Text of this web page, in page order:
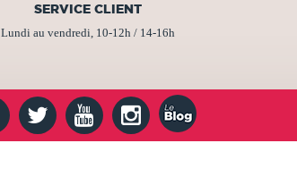
SERVICE CLIENT
Lundi au vendredi, 10-12h / 14-16h